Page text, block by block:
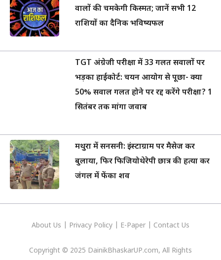
वालों की चमकेगी किस्मत; जानें सभी 12
राशियों का दैनिक भविष्यफल
TGT अंग्रेजी परीक्षा में 33 गलत सवालों पर
भड़का हाईकोर्ट: चयन आयोग से पूछा- क्या
50% सवाल गलत होने पर रद्द करेंगे परीक्षा? 1
सितंबर तक मांगा जवाब
मथुरा में सनसनी: इंस्टाग्राम पर मैसेज कर
बुलाया, फिर फिजियोथेरेपी छात्र की हत्या कर
जंगल में फेंका शव
About Us Privacy Policy E-Paper Contact Us
Copyright © 2025 DainikBhaskarUP.com, All Rights